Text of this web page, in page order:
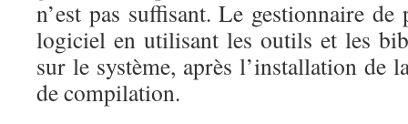
n’est pas suffisant. Le gestionnaire de
logiciel en utilisant les outils et les
sur le système, après l’installation de
de compilation.